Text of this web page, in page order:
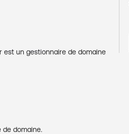
est un gestionnaire de domaine
domaine.